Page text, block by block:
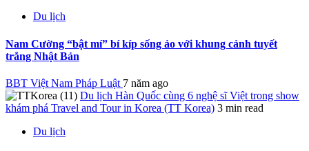
Du lịch
Nam Cường “bật mí” bí kíp sống ảo với khung cảnh tuyết
trắng Nhật Bản
BBT Việt Nam Pháp Luật 7 năm ago
Du lịch Hàn Quốc cùng 6 nghệ sĩ Việt trong show
khám phá Travel and Tour in Korea (TT Korea) 3 min read
Du lịch